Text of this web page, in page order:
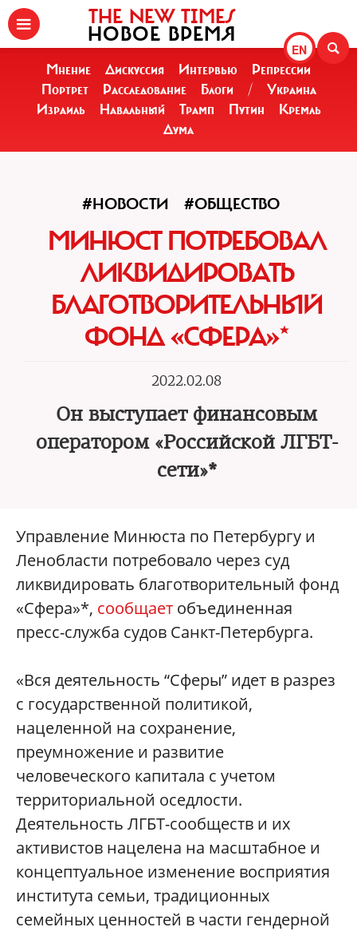
EN
THE NEW TIMES
НОВОЕ ВРЕМЯ
Мнение Дискуссия Интервью
Репрессии
Портрет
Расследование Блоги /
Украина
Израиль
Навальный Трамп Путин
Кремль
Дума
#НОВОСТИ #ОБЩЕСТВО
МИНЮСТ ПОТРЕБОВАЛ
ЛИКВИДИРОВАТЬ
БЛАГОТВОРИТЕЛЬНЫЙ
ФОНД «СФЕРА»*
2022.02.08
Он выступает финансовым
оператором «Российской ЛГБТ-
сети»*
Управление Минюста по Петербургу и
Ленобласти потребовало через суд
ликвидировать благотворительный фонд
«Сфера»*, сообщает объединенная
пресс-служба судов Санкт-Петербурга.
«Вся деятельность “Сферы” идет в разрез
с государственной политикой,
нацеленной на сохранение,
преумножение и развитие
человеческого капитала с учетом
территориальной оседлости.
Деятельность ЛГБТ-сообществ и их
активистов нацелена на масштабное и
концептуальное изменение восприятия
института семьи, традиционных
семейных ценностей в части гендерной